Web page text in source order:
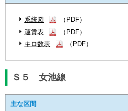
系統図
（PDF）
運賃表
（PDF）
キロ数表
（PDF）
Ｓ５ 女池線
主な区間